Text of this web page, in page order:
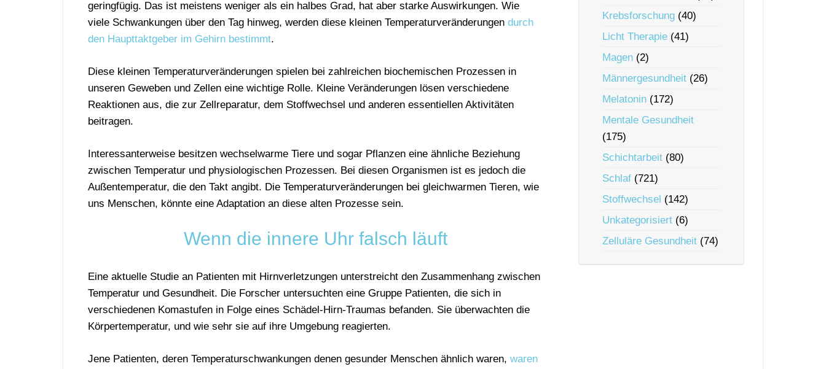
geringfügig. Das ist meistens weniger als ein halbes Grad, hat aber starke Auswirkungen. Wie
viele Schwankungen über den Tag hinweg, werden diese kleinen Temperaturveränderungen durch
den Haupttaktgeber im Gehirn bestimmt.
Diese kleinen Temperaturveränderungen spielen bei zahlreichen biochemischen Prozessen in
unseren Geweben und Zellen eine wichtige Rolle. Kleine Veränderungen lösen verschiedene
Reaktionen aus, die zur Zellreparatur, dem Stoffwechsel und anderen essentiellen Aktivitäten
beitragen.
Interessanterweise besitzen wechselwarme Tiere und sogar Pflanzen eine ähnliche Beziehung
zwischen Temperatur und physiologischen Prozessen. Bei diesen Organismen ist es jedoch die
Außentemperatur, die den Takt angibt. Die Temperaturveränderungen bei gleichwarmen Tieren, wie
uns Menschen, könnte eine Adaptation an diese alten Prozesse sein.
Wenn die innere Uhr falsch läuft
Eine aktuelle Studie an Patienten mit Hirnverletzungen unterstreicht den Zusammenhang zwischen
Temperatur und Gesundheit. Die Forscher untersuchten eine Gruppe Patienten, die sich in
verschiedenen Komastufen in Folge eines Schädel-Hirn-Traumas befanden. Sie überwachten die
Körpertemperatur, und wie sehr sie auf ihre Umgebung reagierten.
Jene Patienten, deren Temperaturschwankungen denen gesunder Menschen ähnlich waren, waren
Krebsforschung (40)
Licht Therapie (41)
Magen (2)
Männergesundheit (26)
Melatonin (172)
Mentale Gesundheit
(175)
Schichtarbeit (80)
Schlaf (721)
Stoffwechsel (142)
Unkategorisiert (6)
Zelluläre Gesundheit (74)